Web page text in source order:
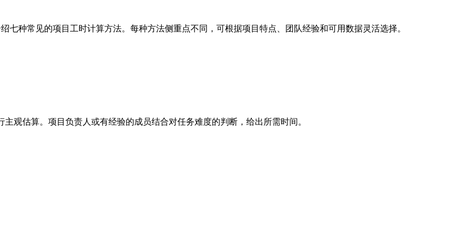
七种常见的项目工时计算方法。每种方法侧重点不同，可根据项目特点、团队经验和可用数据灵活选择。
观估算。项目负责人或有经验的成员结合对任务难度的判断，给出所需时间。